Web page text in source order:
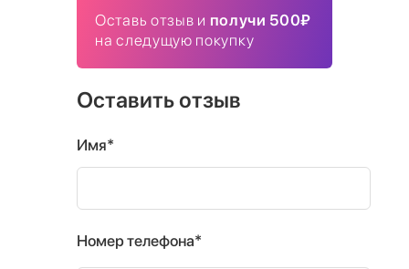
Оставь отзыв и получи 500₽
на следущую покупку
Оставить отзыв
Имя*
Номер телефона*